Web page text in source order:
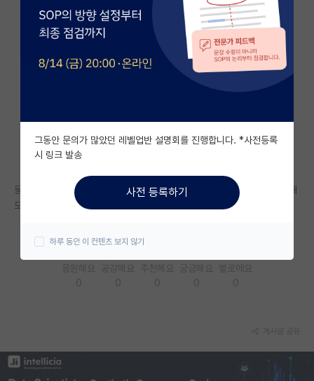
커뮤니티 홈
전체글보기
베스트 게시판
자유 게시판(아무개랩)
미국 유학 게시판
미국 대학원 합격 후기 게시판
대학원생 모집 게시판
연구실(PI) 홍보 게시판
취업 게시판
동일 계열 대학원에서 과만 바꿔서 전과하는 경우가 많이 드문가요? 검색해
도 뭔가 사례가 나오거나 하지가 않네요...
그동안 문의가 많았던 레벨업반 설명회를 진행합니다. *사전등록
시 링크 발송
사전 등록하기
하루 동안 이 컨텐츠 보지 않기